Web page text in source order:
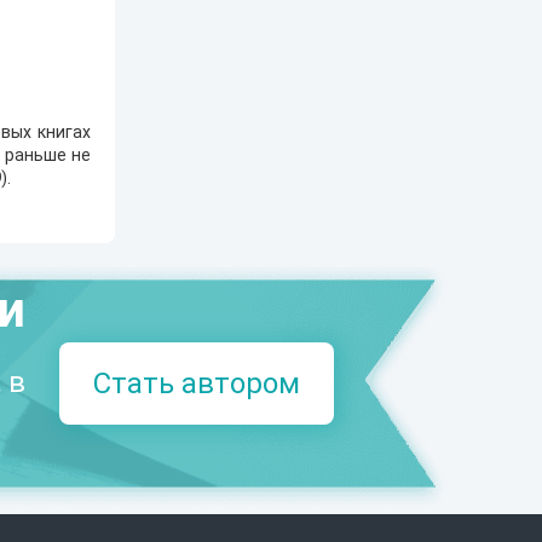
книгах
раньше не
).
в
Стать автором